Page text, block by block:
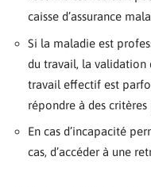
caisse d’assurance
Si la maladie est
du travail, la validation
travail effectif est
répondre à des critères
En cas d’incapacité
cas, d’accéder à une